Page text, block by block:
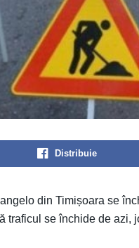
Distribuie
din Timișoara se
traficul se închide de azi,